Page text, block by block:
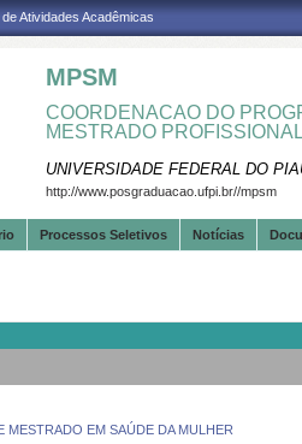
Atividades Acadêmicas
MPSM
COORDENACAO DO
MESTRADO
UNIVERSIDADE FEDERAL DO
http://www.posgraduacao.ufpi.br//mpsm
Processos Seletivos Notícias
MESTRADO EM SAÚDE DA MULHER